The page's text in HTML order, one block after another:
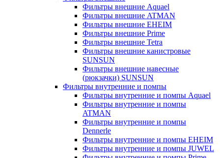
Фильтры внешние Aquael
Фильтры внешние ATMAN
Фильтры внешние EHEIM
Фильтры внешние Prime
Фильтры внешние Tetra
Фильтры внешние канистровые
SUNSUN
Фильтры внешние навесные
(рюкзачки) SUNSUN
Фильтры внутренние и помпы
Фильтры внутренние и помпы Aquael
Фильтры внутренние и помпы
ATMAN
Фильтры внутренние и помпы
Dennerle
Фильтры внутренние и помпы EHEIM
Фильтры внутренние и помпы JUWEL